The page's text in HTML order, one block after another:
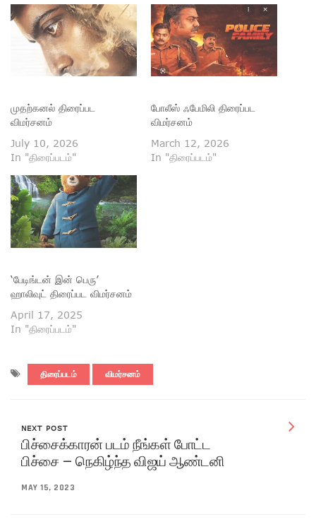
முதற்கனல் திரைப்பட
விமர்சனம்
July 10, 2026
In "திரைப்படம்"
போலீஸ் ஃபேமிலி திரைப்பட
விமர்சனம்
March 12, 2026
In "திரைப்படம்"
‘பேடிங்டன் இன் பெரு’
ஹாலிவுட் திரைப்பட விமர்சனம்
April 17, 2025
In "திரைப்படம்"
திரைப்படம் விமர்சனம்
NEXT POST
பிச்சைக்காரன் படம் நீங்கள் போட்ட
பிச்சை – நெகிழ்ந்த விஜய் ஆண்டனி
MAY 15, 2023